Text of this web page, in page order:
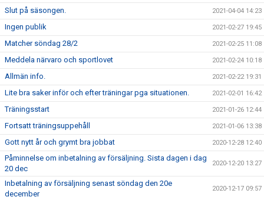
Slut på säsongen. 2021-04-04 14:23
Ingen publik 2021-02-27 19:45
Matcher söndag 28/2 2021-02-25 11:08
Meddela närvaro och sportlovet 2021-02-24 10:18
Allmän info. 2021-02-22 19:31
Lite bra saker inför och efter träningar pga situationen. 2021-02-01 16:42
Träningsstart 2021-01-26 12:44
Fortsatt träningsuppehåll 2021-01-06 13:38
Gott nytt år och grymt bra jobbat 2020-12-28 12:40
Påminnelse om inbetalning av försäljning. Sista dagen i dag
20 dec
2020-12-20 13:27
Inbetalning av försäljning senast söndag den 20e
december
2020-12-17 09:57